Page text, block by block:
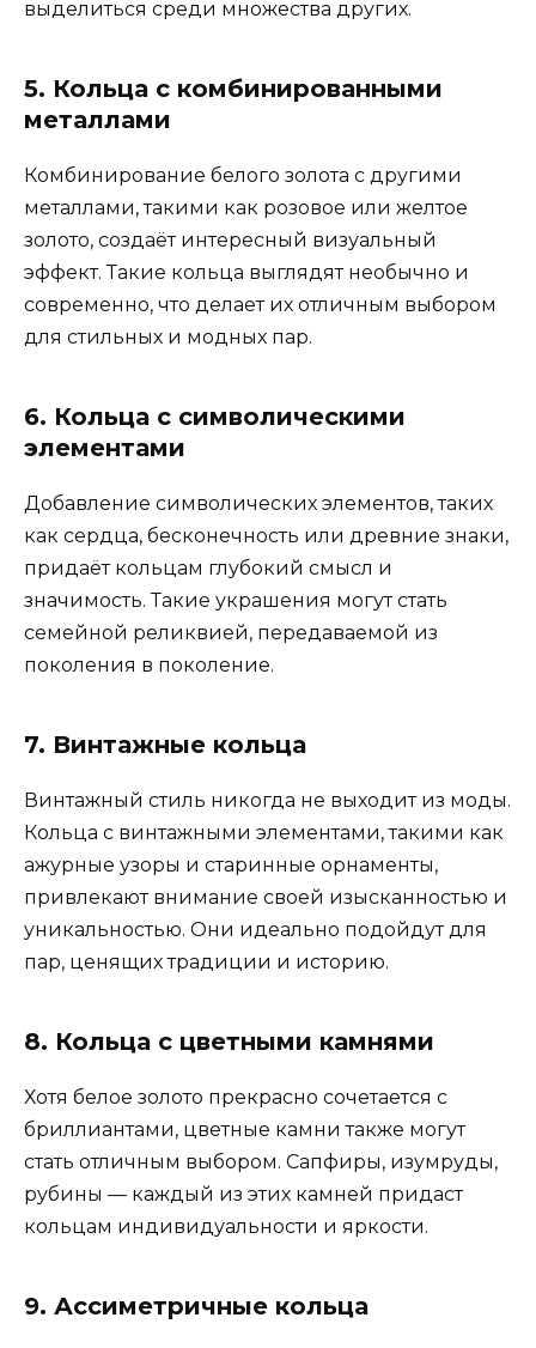
выделиться среди множества других.
5. Кольца с комбинированными
металлами
Комбинирование белого золота с другими
металлами, такими как розовое или желтое
золото, создаёт интересный визуальный
эффект. Такие кольца выглядят необычно и
современно, что делает их отличным выбором
для стильных и модных пар.
6. Кольца с символическими
элементами
Добавление символических элементов, таких
как сердца, бесконечность или древние знаки,
придаёт кольцам глубокий смысл и
значимость. Такие украшения могут стать
семейной реликвией, передаваемой из
поколения в поколение.
7. Винтажные кольца
Винтажный стиль никогда не выходит из моды.
Кольца с винтажными элементами, такими как
ажурные узоры и старинные орнаменты,
привлекают внимание своей изысканностью и
уникальностью. Они идеально подойдут для
пар, ценящих традиции и историю.
8. Кольца с цветными камнями
Хотя белое золото прекрасно сочетается с
бриллиантами, цветные камни также могут
стать отличным выбором. Сапфиры, изумруды,
рубины — каждый из этих камней придаст
кольцам индивидуальности и яркости.
9. Ассиметричные кольца